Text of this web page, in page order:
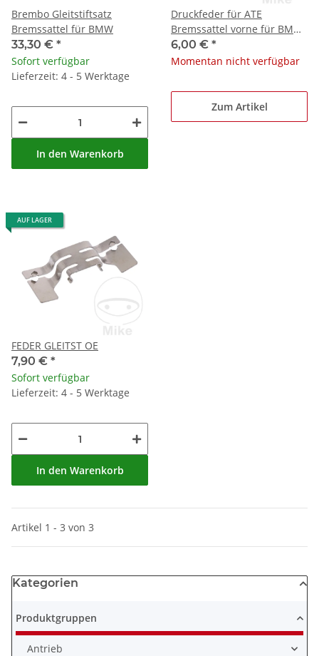
Brembo Gleitstiftsatz
Bremssattel für BMW
33,30 € *
Sofort verfügbar
Lieferzeit: 4 - 5 Werktage
In den Warenkorb
Druckfeder für ATE
Bremssattel vorne für BMW
R 60 75 80 90 100
6,00 € *
Momentan nicht verfügbar
Zum Artikel
AUF LAGER
FEDER GLEITST OE
7,90 € *
Sofort verfügbar
Lieferzeit: 4 - 5 Werktage
In den Warenkorb
Artikel 1 - 3 von 3
Kategorien
Produktgruppen
Antrieb